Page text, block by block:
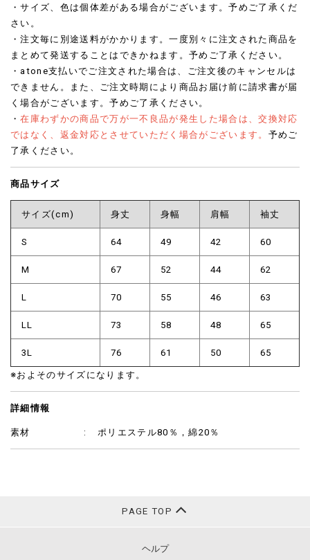
・サイズ、色は個体差がある場合がございます。予めご了承くだ
さい。
・注文毎に別途送料がかかります。一度別々に注文された商品を
まとめて発送することはできかねます。予めご了承ください。
・atone支払いでご注文された場合は、ご注文後のキャンセルは
できません。また、ご注文時期により商品お届け前に請求書が届
く場合がございます。予めご了承ください。
・在庫わずかの商品で万が一不良品が発生した場合は、交換対応
ではなく、返金対応とさせていただく場合がございます。 予めご
了承ください。
商品サイズ
サイズ(cm) 身丈 身幅 肩幅 袖丈
S 64 49 42 60
M 67 52 44 62
L 70 55 46 63
LL 73 58 48 65
3L 76 61 50 65
※およそのサイズになります。
詳細情報
素材 ポリエステル80％，綿20％
PAGE TOP
ヘルプ